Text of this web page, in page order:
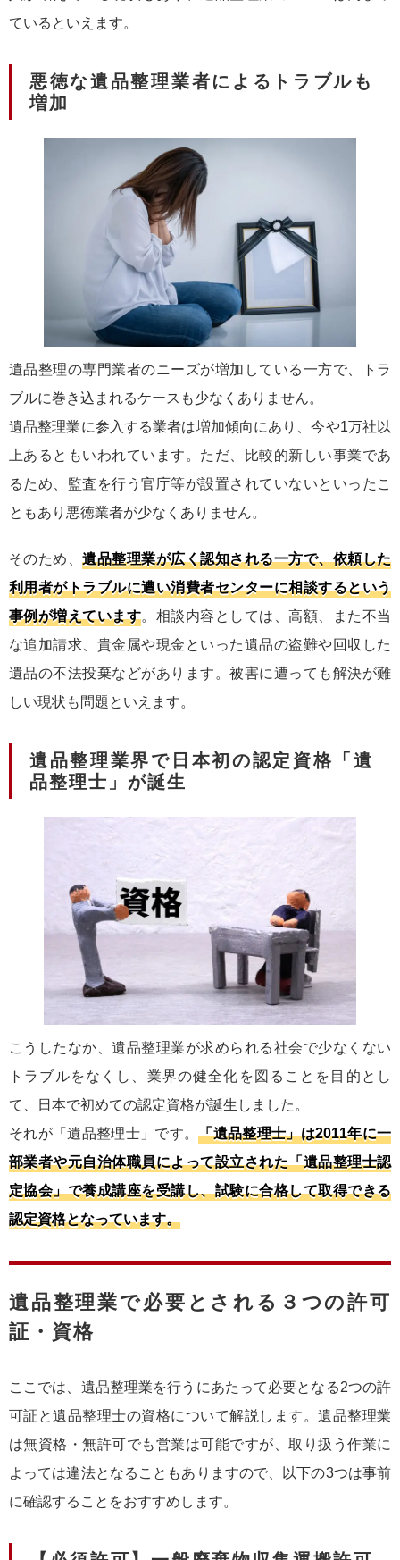
ているといえます。
悪徳な遺品整理業者によるトラブルも
増加
遺品整理の専門業者のニーズが増加している一方で、トラ
ブルに巻き込まれるケースも少なくありません。
遺品整理業に参入する業者は増加傾向にあり、今や1万社以
上あるともいわれています。ただ、比較的新しい事業であ
るため、監査を行う官庁等が設置されていないといったこ
ともあり悪徳業者が少なくありません。
そのため、遺品整理業が広く認知される一方で、依頼した
利用者がトラブルに遭い消費者センターに相談するという
事例が増えています。相談内容としては、高額、また不当
な追加請求、貴金属や現金といった遺品の盗難や回収した
遺品の不法投棄などがあります。被害に遭っても解決が難
しい現状も問題といえます。
遺品整理業界で日本初の認定資格「遺
品整理士」が誕生
こうしたなか、遺品整理業が求められる社会で少なくない
トラブルをなくし、業界の健全化を図ることを目的とし
て、日本で初めての認定資格が誕生しました。
それが「遺品整理士」です。「遺品整理士」は2011年に一
部業者や元自治体職員によって設立された「遺品整理士認
定協会」で養成講座を受講し、試験に合格して取得できる
認定資格となっています。
遺品整理業で必要とされる３つの許可
証・資格
ここでは、遺品整理業を行うにあたって必要となる2つの許
可証と遺品整理士の資格について解説します。遺品整理業
は無資格・無許可でも営業は可能ですが、取り扱う作業に
よっては違法となることもありますので、以下の3つは事前
に確認することをおすすめします。